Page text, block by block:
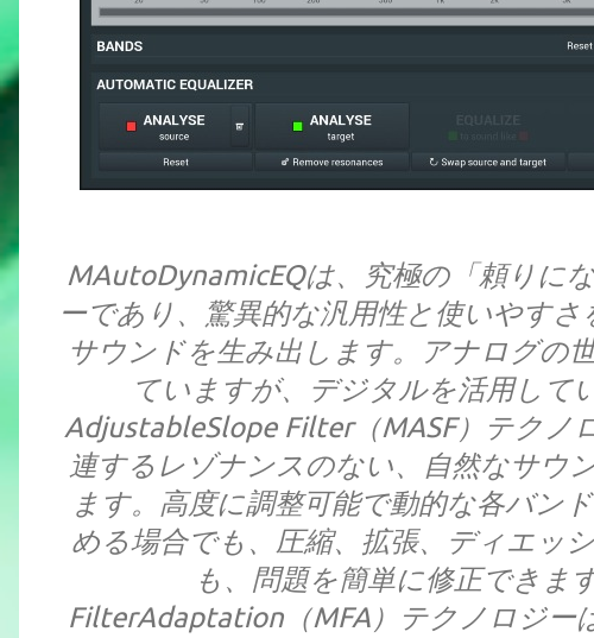
MAutoDynamicEQは、究極の「頼りに
ーであり、驚異的な汎用性と使いやす
サウンドを生み出します。アナログの
ていますが、デジタルを活用して
AdjustableSlope Filter（MASF）テクノ
連するレゾナンスのない、自然なサウ
ます。高度に調整可能で動的な各バン
める場合でも、圧縮、拡張、ディエッ
も、問題を簡単に修正できま
FilterAdaptation（MFA）テクノロジー